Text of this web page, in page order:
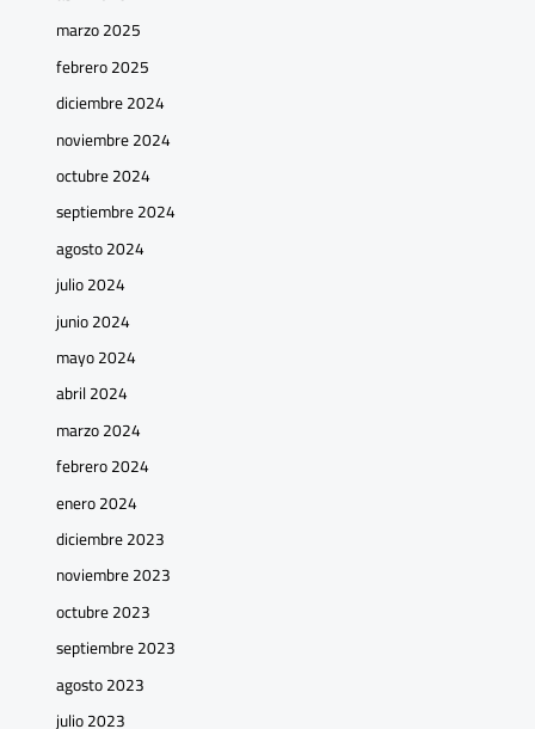
marzo 2025
febrero 2025
diciembre 2024
noviembre 2024
octubre 2024
septiembre 2024
agosto 2024
julio 2024
junio 2024
mayo 2024
abril 2024
marzo 2024
febrero 2024
enero 2024
diciembre 2023
noviembre 2023
octubre 2023
septiembre 2023
agosto 2023
julio 2023